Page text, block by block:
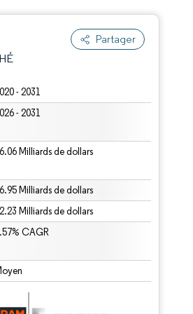
Partager
- 2031
- 2031
Milliards de dollars
Milliards de dollars
Milliards de dollars
CAGR
nécessite une attribution sous CC BY 4.0.